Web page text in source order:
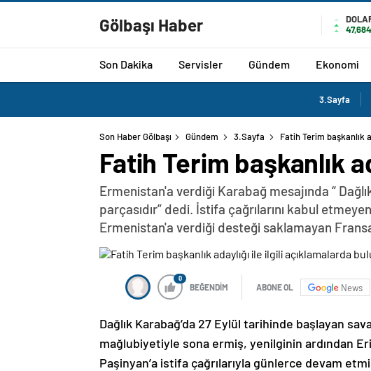
Gölbaşı Haber
Son Dakika Servisler Gündem Ekonomi
3.Sayfa
Son Haber Gölbaşı Gündem 3.Sayfa Fatih Terim başkanlık
Fatih Terim başkanlık
Ermenistan'a verdiği Karabağ mesajında “
parçasıdır” dedi. İstifa çağrılarını kabul
Ermenistan'a verdiği desteği saklamayan
0
BEĞENDİM ABONE OL News
Dağlık Karabağ’da 27 Eylül tarihinde başlayan
mağlubiyetiyle sona ermiş, yenilginin ardından
Paşinyan’a istifa çağrılarıyla günlerce devam